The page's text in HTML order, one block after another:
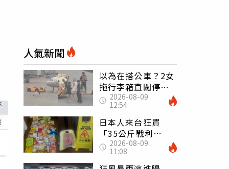
人氣新聞
以為在搭公車？2女
拖行李箱直闖停機
坪「揮手攔機」
荒謬影片曝網傻眼
2026-08-09
12:54
日本人來台狂買
「35公斤戰利
品」 連拜拜用紅
盤、「小心地滑」
2026-08-09
11:08